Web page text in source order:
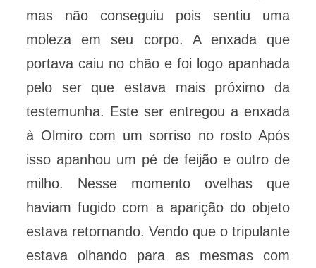
mas não conseguiu pois sentiu uma
moleza em seu corpo. A enxada que
portava caiu no chão e foi logo apanhada
pelo ser que estava mais próximo da
testemunha. Este ser entregou a enxada
à Olmiro com um sorriso no rosto Após
isso apanhou um pé de feijão e outro de
milho. Nesse momento ovelhas que
haviam fugido com a aparição do objeto
estava retornando. Vendo que o tripulante
estava olhando para as mesmas com